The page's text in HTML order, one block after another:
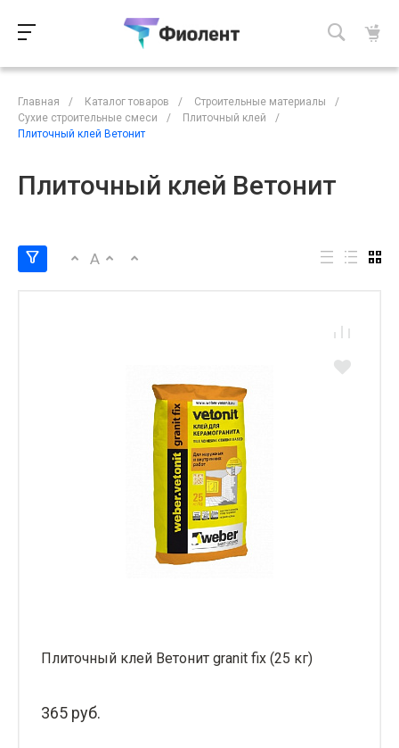
Главная / Каталог товаров / Строительные материалы
/
Сухие строительные смеси
/ Плиточный клей
/
Плиточный клей Ветонит
Плиточный клей Ветонит
A
Плиточный клей Ветонит granit fix (25 кг)
365 руб.